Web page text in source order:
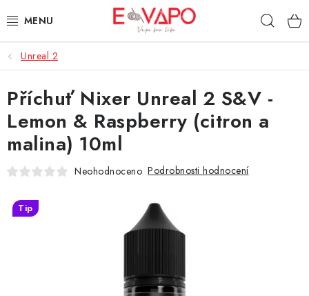
na
3D TISK
TIPY ZA DOBROU CENU
AROMATA A PŘÍCHUTĚ
BÁZE
E-LIQUIDY
Unreal 2
Příchuť Nixer Unreal 2 S&V -
Lemon & Raspberry (citron a
malina) 10ml
Neohodnoceno Podrobnosti hodnocení
Tip